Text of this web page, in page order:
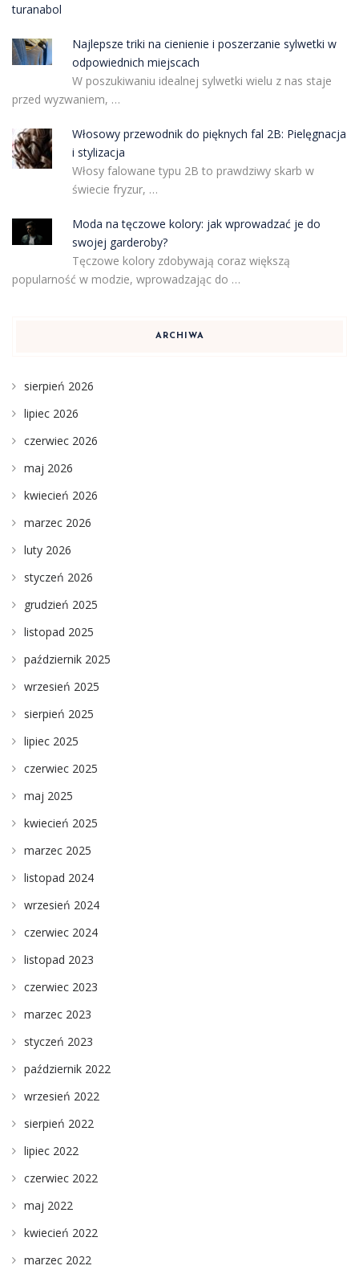
turanabol
Najlepsze triki na cienienie i poszerzanie sylwetki w
odpowiednich miejscach
W poszukiwaniu idealnej sylwetki wielu z nas staje
przed wyzwaniem, …
Włosowy przewodnik do pięknych fal 2B: Pielęgnacja
i stylizacja
Włosy falowane typu 2B to prawdziwy skarb w
świecie fryzur, …
Moda na tęczowe kolory: jak wprowadzać je do
swojej garderoby?
Tęczowe kolory zdobywają coraz większą
popularność w modzie, wprowadzając do …
ARCHIWA
sierpień 2026
lipiec 2026
czerwiec 2026
maj 2026
kwiecień 2026
marzec 2026
luty 2026
styczeń 2026
grudzień 2025
listopad 2025
październik 2025
wrzesień 2025
sierpień 2025
lipiec 2025
czerwiec 2025
maj 2025
kwiecień 2025
marzec 2025
listopad 2024
wrzesień 2024
czerwiec 2024
listopad 2023
czerwiec 2023
marzec 2023
styczeń 2023
październik 2022
wrzesień 2022
sierpień 2022
lipiec 2022
czerwiec 2022
maj 2022
kwiecień 2022
marzec 2022